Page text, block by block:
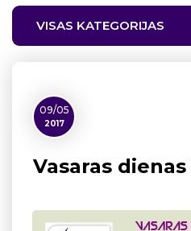
VISAS KATEGORIJAS
09/05
2017
Vasaras